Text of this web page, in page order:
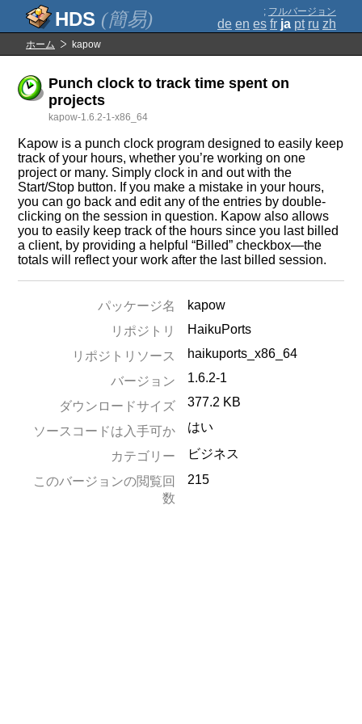
(簡易) ; フルバージョン
de en es fr ja pt ru zh
ホーム kapow
Punch clock to track time spent on
projects
kapow-1.6.2-1-x86_64
Kapow is a punch clock program designed to easily keep
track of your hours, whether you’re working on one
project or many. Simply clock in and out with the
Start/Stop button. If you make a mistake in your hours,
you can go back and edit any of the entries by double-
clicking on the session in question. Kapow also allows
you to easily keep track of the hours since you last billed
a client, by providing a helpful “Billed” checkbox—the
totals will reflect your work after the last billed session.
パッケージ名
kapow
リポジトリ
HaikuPorts
リポジトリソース
haikuports_x86_64
バージョン
1.6.2-1
ダウンロードサイズ 377.2 KB
ソースコードは入手可か はい
カテゴリー
ビジネス
このバージョンの閲覧回
数
215